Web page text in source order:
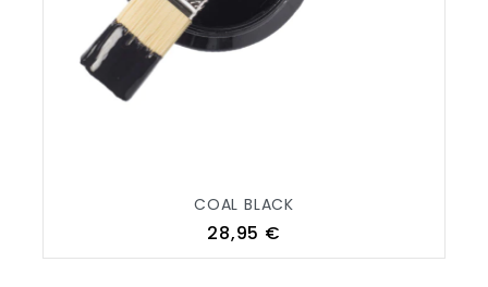
COAL BLACK
Prix
28,95 €